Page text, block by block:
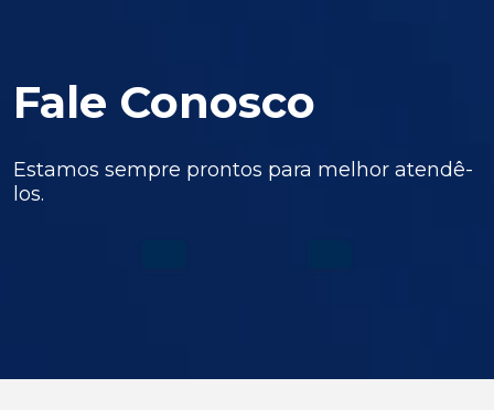
Fale Conosco
Estamos sempre prontos para melhor atendê-
los.